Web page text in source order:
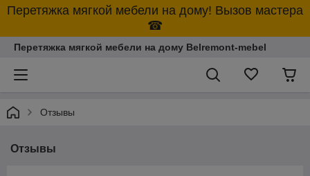
Перетяжка мягкой мебели на дому! Вызов мастера
☎
Перетяжка мягкой мебели на дому Belremont-mebel
Отзывы
Отзывы